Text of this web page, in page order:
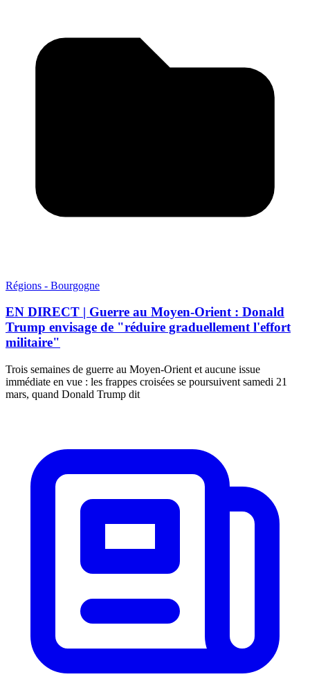
Régions - Bourgogne
EN DIRECT | Guerre au Moyen-Orient : Donald
Trump envisage de "réduire graduellement l'effort
militaire"
Trois semaines de guerre au Moyen-Orient et aucune issue
immédiate en vue : les frappes croisées se poursuivent samedi 21
mars, quand Donald Trump dit